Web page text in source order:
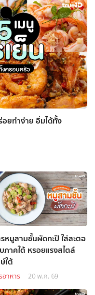
อยทำง่าย อิ่มได้ทั้ง
หมูสามชั้นผัดกะปิ ใส่สะตอ
ภาคใต้ หรอยแรงสไตล์
ใต้
อาหาร 20 พ.ค. 69